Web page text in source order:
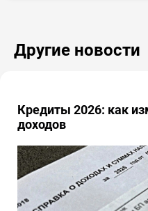
Другие новости
Кредиты 2026: как
доходов